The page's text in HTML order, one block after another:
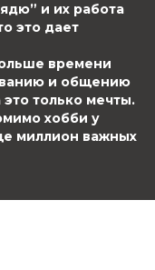
и их работа
это дает
времени
и общению
только мечты.
хобби у
миллион важных